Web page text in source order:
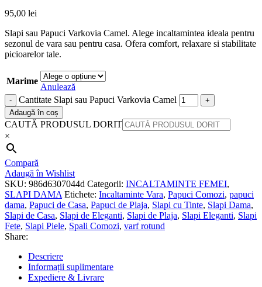
95,00 lei
Slapi sau Papuci Varkovia Camel. Alege incaltamintea ideala pentru
sezonul de vara sau pentru casa. Ofera comfort, relaxare si stabilitate
picioarelor tale.
Marime
Anulează
Cantitate Slapi sau Papuci Varkovia Camel
Adaugă în coș
CAUTĂ PRODUSUL DORIT
×
Compară
Adaugă în Wishlist
SKU: 986d6307044d Categorii: INCALTAMINTE FEMEI,
SLAPI DAMA Etichete: Incaltaminte Vara, Papuci Comozi, papuci
dama, Papuci de Casa, Papuci de Plaja, Slapi cu Tinte, Slapi Dama,
Slapi de Casa, Slapi de Eleganti, Slapi de Plaja, Slapi Eleganti, Slapi
Fete, Slapi Piele, Spali Comozi, varf rotund
Share:
Descriere
Informații suplimentare
Expediere & Livrare